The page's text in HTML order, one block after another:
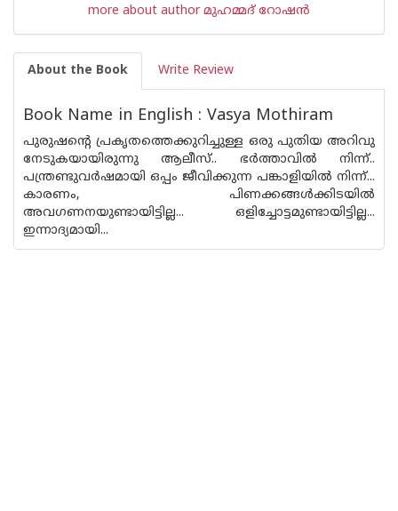
more about author മുഹമ്മദ് റോഷന്‍
About the Book Write Review
Book Name in English : Vasya Mothiram
പുരുഷന്റെ പ്രകൃതത്തെക്കുറിച്ചുള്ള ഒരു പുതിയ അറിവു
നേടുകയായിരുന്നു ആലീസ്‌.. ഭര്‍ത്താവില്‍ നിന്ന്‌..
പന്ത്രണ്ടുവര്‍ഷമായി ഒപ്പം ജീവിക്കുന്ന പങ്കാളിയില്‍ നിന്ന്‌...
കാരണം, പിണക്കങ്ങള്‍ക്കിടയില്‍
അവഗണനയുണ്ടായിട്ടില്ല... ഒളിച്ചോട്ടമുണ്ടായിട്ടില്ല...
ഇന്നാദ്യമായി...